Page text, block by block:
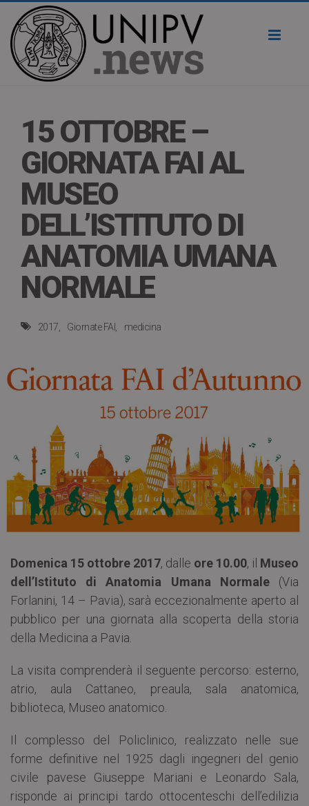
15 OTTOBRE –
GIORNATA FAI AL
MUSEO
DELL’ISTITUTO DI
ANATOMIA UMANA
NORMALE
2017 Giornate FAI medicina
Domenica 15 ottobre 2017, dalle ore 10.00, il Museo
dell’Istituto di Anatomia Umana Normale(Via
Forlanini, 14 – Pavia), sarà eccezionalmente aperto al
pubblico per una giornata alla scoperta della storia
della Medicina a Pavia.
La visita comprenderà il seguente percorso: esterno,
atrio, aula Cattaneo, preaula, sala anatomica,
biblioteca, Museo anatomico.
Il complesso del Policlinico, realizzato nelle sue
forme definitive nel 1925 dagli ingegneri del genio
civile pavese Giuseppe Mariani e Leonardo Sala,
risponde ai principi tardo ottocenteschi dell’edilizia